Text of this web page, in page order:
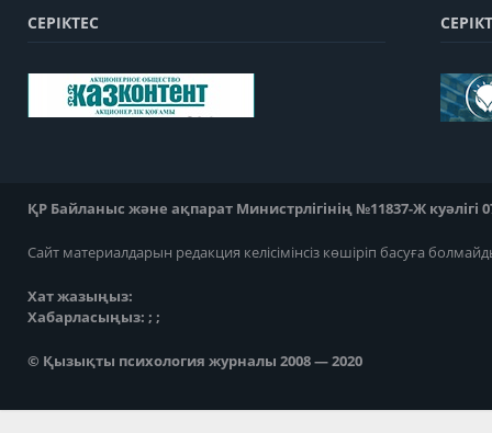
СЕРІКТЕС
ҚР Байланыс және ақпарат Министрлігінің №11837-Ж куәлігі
Сайт материалдарын редакция келісімінсіз көшіріп басуға
Хат жазыңыз:
Хабарласыңыз: ; ;
© Қызықты психология журналы 2008 — 2020